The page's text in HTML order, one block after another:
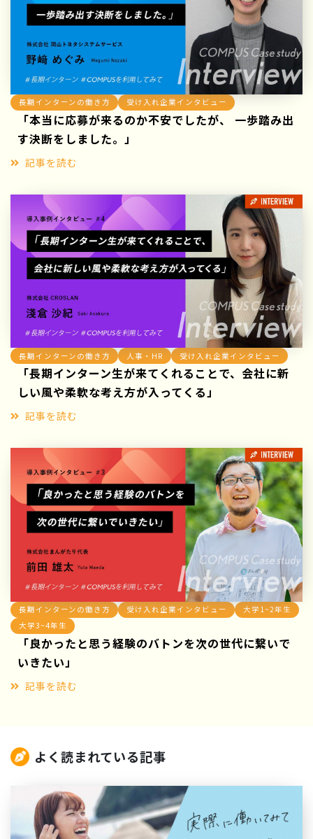
長期インターンの働き方 受け入れ企業インタビュー
「本当に応募が来るのか不安でしたが、 一歩踏み出
す決断をしました。」
記事を読む
長期インターンの働き方 人事・HR 受け入れ企業インタビュー
「長期インターン生が来てくれることで、会社に新
しい風や柔軟な考え方が入ってくる」
記事を読む
長期インターンの働き方 受け入れ企業インタビュー
大学1~2年生
大学3~4年生
「良かったと思う経験のバトンを次の世代に繋いで
いきたい」
記事を読む
よく読まれている記事